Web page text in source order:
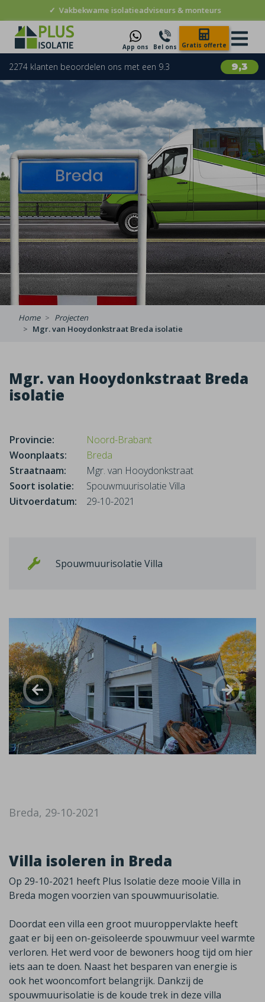
✓ Vakbekwame isolatieadviseurs & monteurs
App ons Bel ons Gratis offerte
9,3
2274 klanten beoordelen ons met een 9.3
Home
Projecten
Mgr. van Hooydonkstraat Breda isolatie
Mgr. van Hooydonkstraat Breda
isolatie
Provincie:
Noord-Brabant
Woonplaats:
Breda
Straatnaam:
Mgr. van Hooydonkstraat
Soort isolatie:
Spouwmuurisolatie Villa
Uitvoerdatum:
29-10-2021
Spouwmuurisolatie Villa
Breda, 29-10-2021
Villa isoleren in Breda
Op 29-10-2021 heeft Plus Isolatie deze mooie Villa in
Breda mogen voorzien van spouwmuurisolatie.
Doordat een villa een groot muuroppervlakte heeft
gaat er bij een on-geïsoleerde spouwmuur veel warmte
verloren. Het werd voor de bewoners hoog tijd om hier
iets aan te doen. Naast het besparen van energie is
ook het wooncomfort belangrijk. Dankzij de
spouwmuurisolatie is de koude trek in deze villa